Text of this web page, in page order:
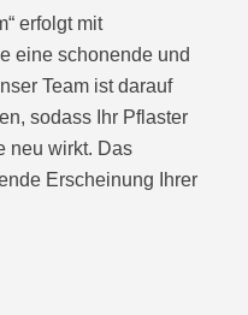
erfolgt mit
eine schonende und
Team ist darauf
sodass Ihr Pflaster
neu wirkt. Das
Erscheinung Ihrer